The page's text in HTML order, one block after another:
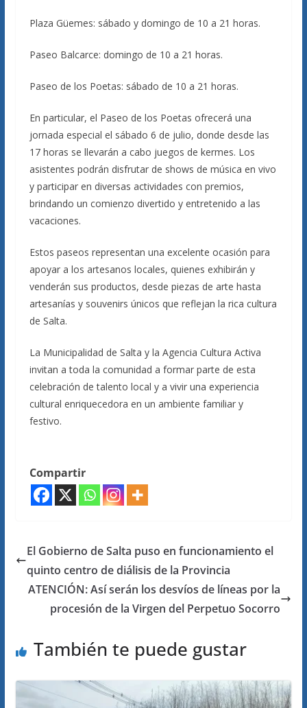
Plaza Güemes: sábado y domingo de 10 a 21 horas.
Paseo Balcarce: domingo de 10 a 21 horas.
Paseo de los Poetas: sábado de 10 a 21 horas.
En particular, el Paseo de los Poetas ofrecerá una
jornada especial el sábado 6 de julio, donde desde las
17 horas se llevarán a cabo juegos de kermes. Los
asistentes podrán disfrutar de shows de música en vivo
y participar en diversas actividades con premios,
brindando un comienzo divertido y entretenido a las
vacaciones.
Estos paseos representan una excelente ocasión para
apoyar a los artesanos locales, quienes exhibirán y
venderán sus productos, desde piezas de arte hasta
artesanías y souvenirs únicos que reflejan la rica cultura
de Salta.
La Municipalidad de Salta y la Agencia Cultura Activa
invitan a toda la comunidad a formar parte de esta
celebración de talento local y a vivir una experiencia
cultural enriquecedora en un ambiente familiar y
festivo.
Compartir
El Gobierno de Salta puso en funcionamiento el
quinto centro de diálisis de la Provincia
ATENCIÓN: Así serán los desvíos de líneas por la
procesión de la Virgen del Perpetuo Socorro
También te puede gustar